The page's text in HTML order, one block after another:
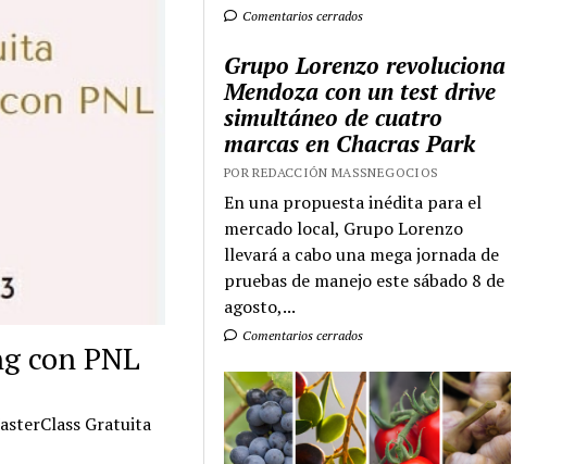
con PNL
Gratuita
Comentarios cerrados
Grupo Lorenzo revoluciona
Mendoza con un test drive
simultáneo de cuatro
marcas en Chacras Park
POR REDACCIÓN MASSNEGOCIOS
En una propuesta inédita para el
mercado local, Grupo Lorenzo
llevará a cabo una mega jornada de
pruebas de manejo este sábado 8 de
agosto,...
Comentarios cerrados